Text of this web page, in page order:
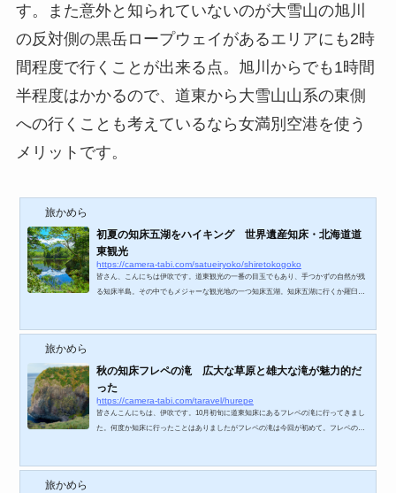
す。また意外と知られていないのが大雪山の旭川
の反対側の黒岳ロープウェイがあるエリアにも2時
間程度で行くことが出来る点。旭川からでも1時間
半程度はかかるので、道東から大雪山山系の東側
への行くことも考えているなら女満別空港を使う
メリットです。
旅かめら
初夏の知床五湖をハイキング 世界遺産知床・北海道道
東観光
https://camera-tabi.com/satueiryoko/shiretokogoko
皆さん、こんにちは伊吹です。道東観光の一番の目玉でもあり、手つかずの自然が残
る知床半島。その中でもメジャーな観光地の一つ知床五湖。知床五湖に行くか羅臼湖
イド同行が必須で事前にガイドツアーを予約する必要があります。また、遊歩道の散
場合によっては中に入れないこともあるので...
旅かめら
秋の知床フレペの滝 広大な草原と雄大な滝が魅力的だ
った
https://camera-tabi.com/taravel/hurepe
皆さんこんにちは、伊吹です。10月初旬に道東知床にあるフレペの滝に行ってきまし
た。何度か知床に行ったことはありましたがフレペの滝は今回が初めて。フレペの滝
す。道東なので公共交通機関を使ったアクセスはオススメ出来ません。知床自然セン
旅かめら